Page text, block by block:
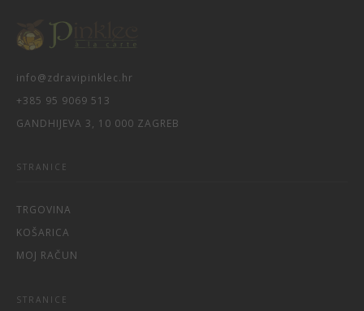
info@zdravipinklec.hr
+385 95 9069 513
GANDHIJEVA 3, 10 000 ZAGREB
STRANICE
TRGOVINA
KOŠARICA
MOJ RAČUN
STRANICE